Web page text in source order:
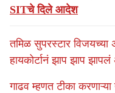
SITचे दिले आदेश
तमिळ सुपरस्टार विजयच्या
हायकोर्टानं झाप झाप
गाढव म्हणत टीका करणाऱ्या